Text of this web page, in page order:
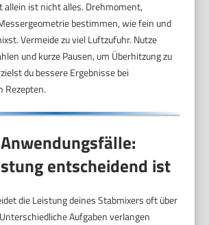
allein ist nicht alles. Drehmoment,
bestimmen, wie fein und
Vermeide zu viel Luftzufuhr. Nutze
und kurze Pausen, um Überhitzung zu
du bessere Ergebnisse bei
Rezepten.
entscheidend ist
die Leistung deines Stabmixers oft über
Aufgaben verlangen